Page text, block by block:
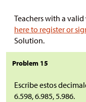
Teachers with a
here to register or
Solution.
Problem 15
Escribe estos
6.598, 6.985, 5.986.